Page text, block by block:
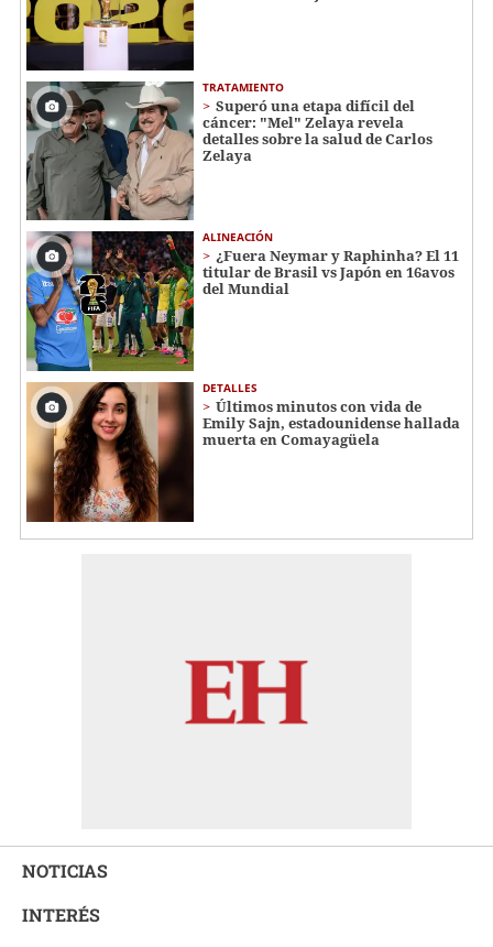
TRATAMIENTO
Superó una etapa difícil del
cáncer: "Mel" Zelaya revela
detalles sobre la salud de Carlos
Zelaya
ALINEACIÓN
¿Fuera Neymar y Raphinha? El 11
titular de Brasil vs Japón en 16avos
del Mundial
DETALLES
Últimos minutos con vida de
Emily Sajn, estadounidense hallada
muerta en Comayagüela
NOTICIAS
INTERÉS